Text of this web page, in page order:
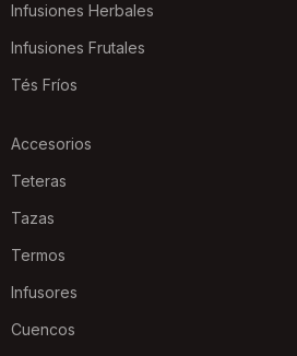
Infusiones Herbales
Infusiones Frutales
Tés Fríos
Accesorios
Teteras
Tazas
Termos
Infusores
Cuencos